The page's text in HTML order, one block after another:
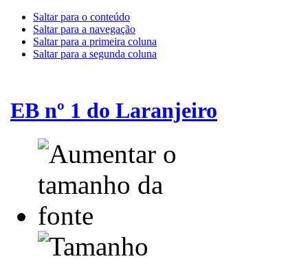
Saltar para o conteúdo
Saltar para a navegação
Saltar para a primeira coluna
Saltar para a segunda coluna
EB nº 1 do Laranjeiro